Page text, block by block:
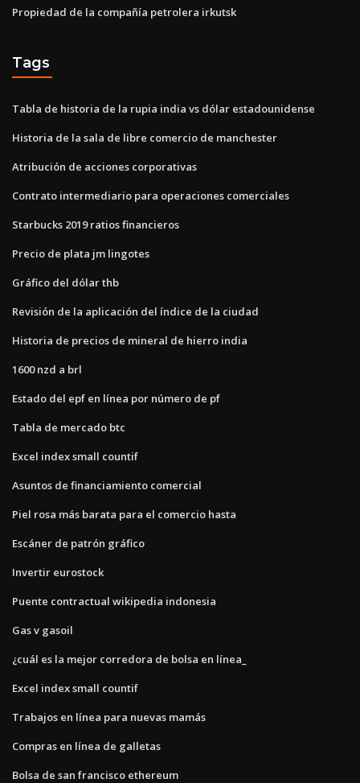
Propiedad de la compañía petrolera irkutsk
Tags
Tabla de historia de la rupia india vs dólar estadounidense
Historia de la sala de libre comercio de manchester
Atribución de acciones corporativas
Contrato intermediario para operaciones comerciales
Starbucks 2019 ratios financieros
Precio de plata jm lingotes
Gráfico del dólar thb
Revisión de la aplicación del índice de la ciudad
Historia de precios de mineral de hierro india
1600 nzd a brl
Estado del epf en línea por número de pf
Tabla de mercado btc
Excel index small countif
Asuntos de financiamiento comercial
Piel rosa más barata para el comercio hasta
Escáner de patrón gráfico
Invertir eurostock
Puente contractual wikipedia indonesia
Gas v gasoil
¿cuál es la mejor corredora de bolsa en línea_
Excel index small countif
Trabajos en línea para nuevas mamás
Compras en línea de galletas
Bolsa de san francisco ethereum